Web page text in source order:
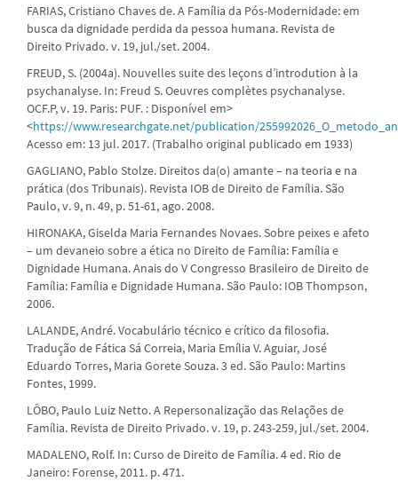
FARIAS, Cristiano Chaves de. A Família da Pós-Modernidade: em
busca da dignidade perdida da pessoa humana. Revista de
Direito Privado. v. 19, jul./set. 2004.
FREUD, S. (2004a). Nouvelles suite des leçons d’introdution à la
psychanalyse. In: Freud S. Oeuvres complètes psychanalyse.
OCF.P, v. 19. Paris: PUF. : Disponível em>
<https://www.researchgate.net/publication/
Acesso em: 13 jul. 2017. (Trabalho original publicado em 1933)
GAGLIANO, Pablo Stolze. Direitos da(o) amante – na teoria e na
prática (dos Tribunais). Revista IOB de Direito de Família. São
Paulo, v. 9, n. 49, p. 51-61, ago. 2008.
HIRONAKA, Giselda Maria Fernandes Novaes. Sobre peixes e afeto
– um devaneio sobre a ética no Direito de Família: Família e
Dignidade Humana. Anais do V Congresso Brasileiro de Direito de
Família: Família e Dignidade Humana. São Paulo: IOB Thompson,
2006.
LALANDE, André. Vocabulário técnico e crítico da filosofia.
Tradução de Fática Sá Correia, Maria Emília V. Aguiar, José
Eduardo Torres, Maria Gorete Souza. 3 ed. São Paulo: Martins
Fontes, 1999.
LÔBO, Paulo Luiz Netto. A Repersonalização das Relações de
Família. Revista de Direito Privado. v. 19, p. 243-259, jul./set. 2004.
MADALENO, Rolf. In: Curso de Direito de Família. 4 ed. Rio de
Janeiro: Forense, 2011. p. 471.